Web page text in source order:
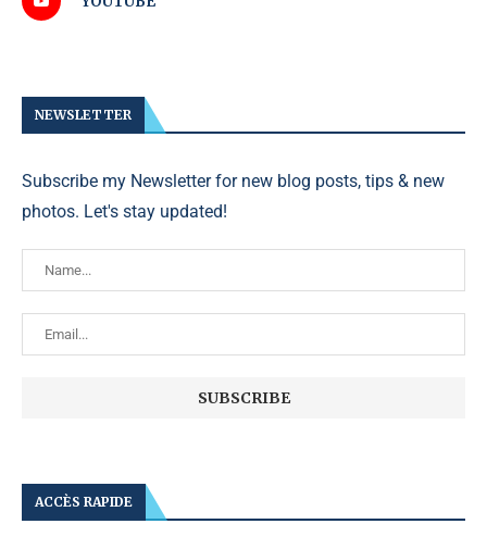
NEWSLETTER
Subscribe my Newsletter for new blog posts, tips & new
photos. Let's stay updated!
ACCÈS RAPIDE